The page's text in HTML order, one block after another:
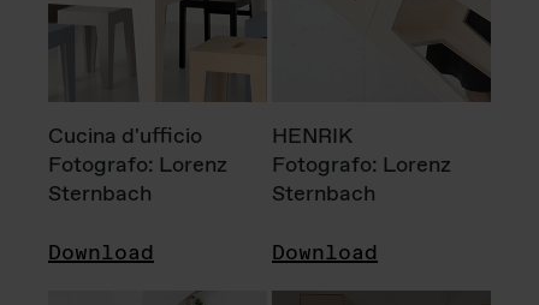
Cucina d'ufficio
Fotografo: Lorenz
Sternbach
Download
HENRIK
Fotografo: Lorenz
Sternbach
Download